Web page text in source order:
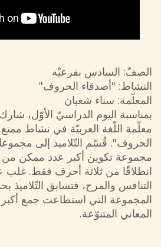
الصفّ: السادس بفرعيْه
النشاط: "أصدقاء الحروف"
المعلّمة: سناء شعبان
بمناسبة اليوم الدراسيّ الأوّل،
معلّمة اللّغة العربيّة في نشاط
الحروف". قُسّم التّلاميذ إلى
مجموعة تكوين أكبر عدد ممكن من
انطلاقًا من ثلاثة أحرف فقط. غلب
التنافس والمرح، فتسابق التّلاميذ
المجموعة التي استطاعت جمع
المعاني المتنوّعة.